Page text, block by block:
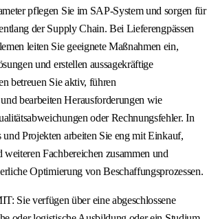
pflegen Sie im SAP-System und sorgen für
der Supply Chain. Bei Lieferengpässen
leiten Sie geeignete Maßnahmen ein,
und erstellen aussagekräftige
betreuen Sie aktiv, führen
bearbeiten Herausforderungen wie
oder Rechnungsfehler. In
Projekten arbeiten Sie eng mit Einkauf,
Fachbereichen zusammen und
Optimierung von Beschaffungsprozessen.
Sie verfügen über eine abgeschlossene